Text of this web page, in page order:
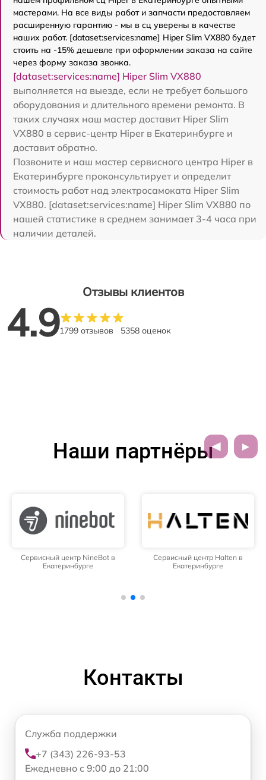
мастерами. На все виды работ и запчасти предоставляем
расширенную гарантию - мы в сц уверены в качестве
наших работ. [dataset:services:name] Hiper Slim VX880 будет
стоить на -15% дешевле при оформлении заказа на сайте
через форму заказа звонка.
[dataset:services:name] Hiper Slim VX880
выполняется на выезде, если не требует большого
оборудования и длительного времени ремонта. В
таких случаях наш мастер доставит Hiper Slim
VX880 в сервис-центр Hiper в Екатеринбурге и
доставит обратно.
Позвоните и наш мастер сервисного центра Hiper в
Екатеринбурге проконсультирует и определит
стоимость работ над электросамоката Hiper Slim
VX880. [dataset:services:name] Hiper Slim VX880 по
нашей статистике в среднем занимает 3-4 часа при
наличии деталей.
Отзывы клиентов
4.91799 отзывов 5358 оценок
Наши партнёры
Сервисный центр NineBot в
Екатеринбурге
Сервисный центр Halten в
Екатеринбурге
Контакты
Служба поддержки
+7 (343) 226-93-53
Ежедневно с 9:00 до 21:00